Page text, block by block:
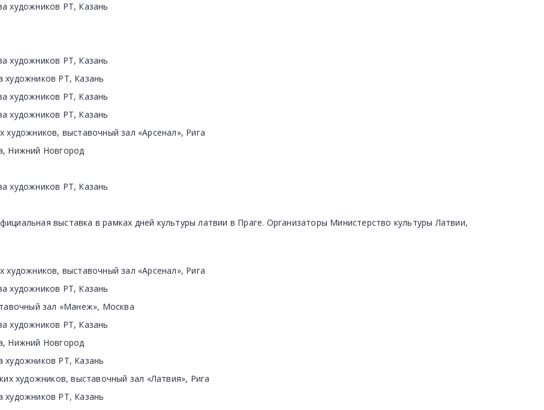
художников РТ, Казань
художников РТ, Казань
художников РТ, Казань
художников РТ, Казань
художников РТ, Казань
художников, выставочный зал «Арсенал», Рига
Нижний Новгород
художников РТ, Казань
выставка в рамках дней культуры латвии в Праге. Организаторы Министерство культуры Латвии,
художников, выставочный зал «Арсенал», Рига
художников РТ, Казань
зал «Манеж», Москва
художников РТ, Казань
Нижний Новгород
художников РТ, Казань
художников, выставочный зал «Латвия», Рига
художников РТ, Казань